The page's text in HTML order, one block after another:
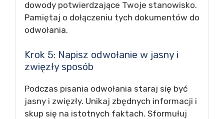
dowody potwierdzające Twoje stanowisko.
Pamiętaj o dołączeniu tych dokumentów do
odwołania.
Krok 5: Napisz odwołanie w jasny i
zwięzły sposób
Podczas pisania odwołania staraj się być
jasny i zwięzły. Unikaj zbędnych informacji i
skup się na istotnych faktach. Sformułuj